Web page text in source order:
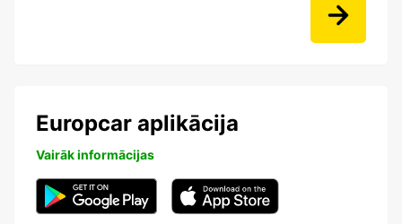
Europcar aplikācija
Vairāk informācijas